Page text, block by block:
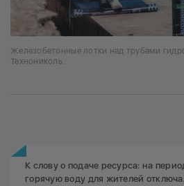
Железобетонные лотки над трубами
Технониколь.
К слову о подаче ресурса: на
горячую воду для жителей